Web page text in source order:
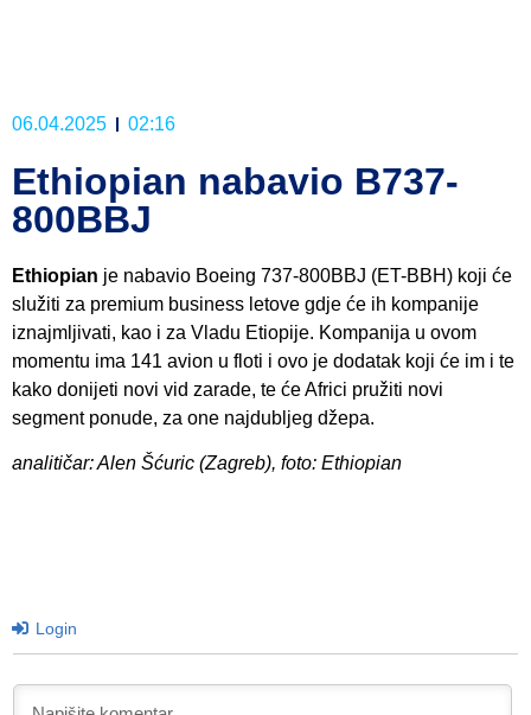
06.04.2025 02:16
Ethiopian nabavio B737-
800BBJ
Ethiopian je nabavio Boeing 737-800BBJ (ET-BBH) koji će
služiti za premium business letove gdje će ih kompanije
iznajmljivati, kao i za Vladu Etiopije. Kompanija u ovom
momentu ima 141 avion u floti i ovo je dodatak koji će im i te
kako donijeti novi vid zarade, te će Africi pružiti novi
segment ponude, za one najdubljeg džepa.
analitičar: Alen Šćuric (Zagreb), foto: Ethiopian
Login